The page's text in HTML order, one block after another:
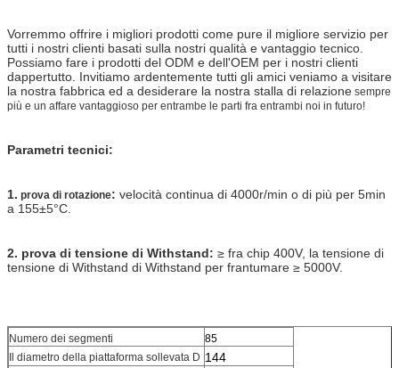
Vorremmo offrire i migliori prodotti come pure il migliore servizio per
tutti i nostri clienti basati sulla nostri qualità e vantaggio tecnico.
Possiamo fare i prodotti del ODM e dell'OEM per i nostri clienti
dappertutto. Invitiamo ardentemente tutti gli amici veniamo a visitare
la nostra fabbrica ed a desiderare la nostra stalla di relazione sempre
più e un affare vantaggioso per entrambe le parti fra entrambi noi in futuro!
Parametri tecnici:
1. prova di rotazione: velocità continua di 4000r/min o di più per 5min
a 155±5°C.
2. prova di tensione di Withstand: ≥ fra chip 400V, la tensione di
tensione di Withstand di Withstand per frantumare ≥ 5000V.
Numero dei segmenti
85
Il diametro della piattaforma sollevata D 144